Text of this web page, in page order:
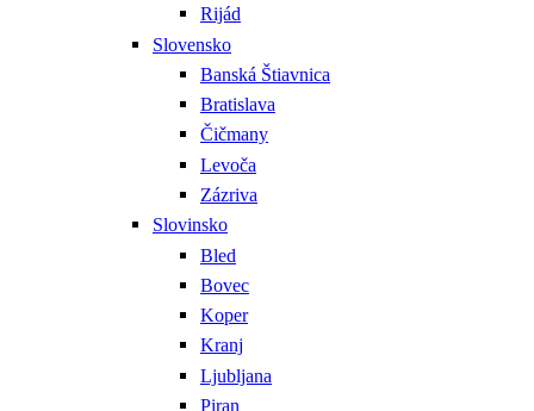
Rijád
Slovensko
Banská Štiavnica
Bratislava
Čičmany
Levoča
Zázriva
Slovinsko
Bled
Bovec
Koper
Kranj
Ljubljana
Piran